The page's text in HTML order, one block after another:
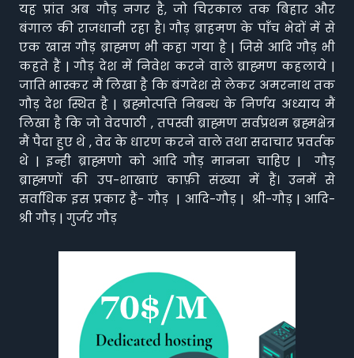
यह प्रांत अब गौड़ नगर है, जो चिरकाल तक बिहार और
बंगाल की राजधानी रहा है। गौड़ ब्राहमण के पाँच भेदों में से
एक खास गौड़ ब्राह्मण भी कहा गया है | जिसे आदि गौड़ भी
कहते हैं | गौड़ देश में निवेश करने वाले ब्राह्मण कहलाये |
जाति भास्कर मैं लिखा है कि बंगदेश से लेकर अमरनाथ तक
गौड़ देश स्थित है | ब्रह्मोत्पत्ति निबन्ध के निर्णय अध्याय मैं
लिखा है कि जो वेदपाठी , तपस्वी ब्राह्मण सर्वप्रथम ब्रह्मक्षेत्र
मैं पैदा हुए थे , वेद के धारण करने वाले तथा सदाचार प्रवर्तक
थे | इन्ही ब्राह्मणो को आदि गौड़ मानना चाहिए | गौड़
ब्राह्मणों की उप-शाखाएं काफ़ी संख्या में हैं। उनमें से
सर्वाधिक इस प्रकार हैं- गौड़ | आदि-गौड़ | श्री-गौड़ | आदि-
श्री गौड़ | गुर्जर गौड़